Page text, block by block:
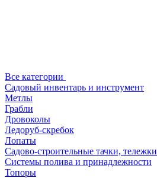
Все категории
Садовый инвентарь и инструмент
Метлы
Грабли
Дровоколы
Ледоруб-скребок
Лопаты
Садово-строительные тачки, тележки
Системы полива и принадлежности
Топоры